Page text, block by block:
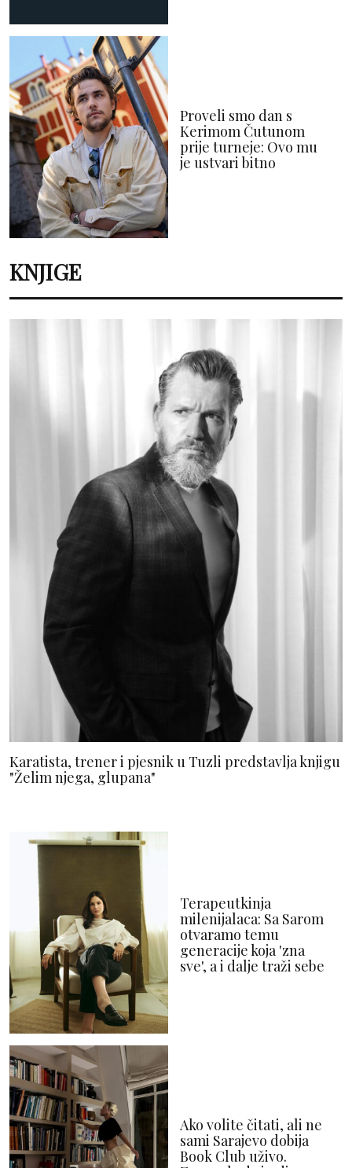
Proveli smo dan s
Kerimom Čutunom
prije turneje: Ovo mu
je ustvari bitno
KNJIGE
Karatista, trener i pjesnik u Tuzli predstavlja knjigu
"Želim njega, glupana"
Terapeutkinja
milenijalaca: Sa Sarom
otvaramo temu
generacije koja 'zna
sve', a i dalje traži sebe
Ako volite čitati, ali ne
sami Sarajevo dobija
Book Club uživo.